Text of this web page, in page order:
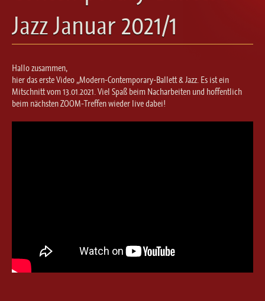
Ballett für Erwachsene / Jugendliche
Kreative Früherziehung / Kinderballett
Steptanz
Urban Dance
Jazz Januar 2021/1
Hallo zusammen,
hier das erste Video „Modern-Contemporary-Ballett & Jazz. Es ist ein
Mitschnitt vom 13.01.2021. Viel Spaß beim Nacharbeiten und hoffentlich
beim nächsten ZOOM-Treffen wieder live dabei!